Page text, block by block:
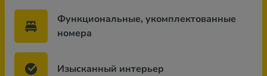
Функциональные, укомплектованные
номера
Изысканный интерьер